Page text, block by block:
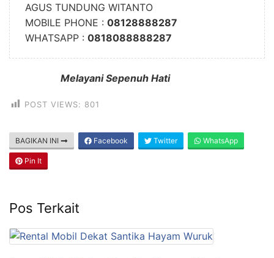
AGUS TUNDUNG WITANTO
MOBILE PHONE : 08128888287
WHATSAPP : 0818088888287
Melayani Sepenuh Hati
POST VIEWS: 801
BAGIKAN INI Facebook Twitter WhatsApp
Pin It
Pos Terkait